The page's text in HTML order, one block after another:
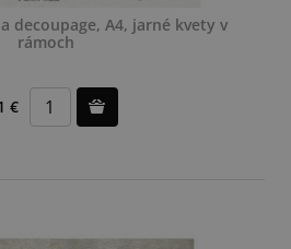
decoupage, A4, jarné kvety v
rámoch
€